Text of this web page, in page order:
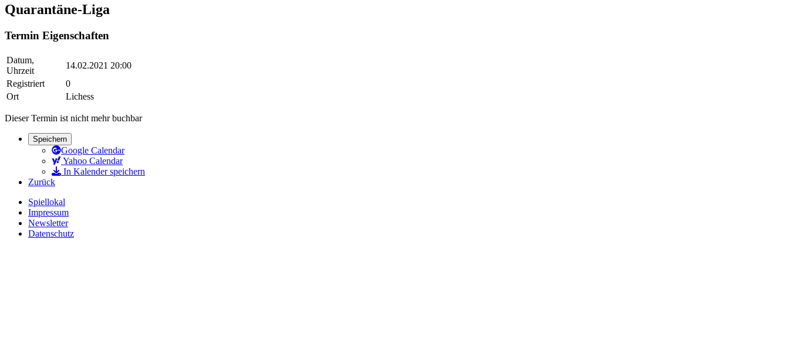
Quarantäne-Liga
Termin Eigenschaften
Datum,
Uhrzeit
14.02.2021 20:00
Registriert
0
Ort
Lichess
Dieser Termin ist nicht mehr buchbar
Speichern
Google Calendar
Yahoo Calendar
In Kalender speichern
Zurück
Spiellokal
Impressum
Newsletter
Datenschutz